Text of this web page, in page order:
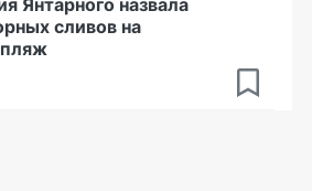
Янтарного назвала
сливов на